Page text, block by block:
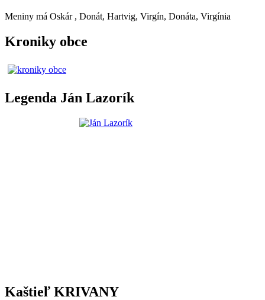
Meniny má Oskár , Donát, Hartvig, Virgín, Donáta, Virgínia
Kroniky obce
Legenda Ján Lazorík
Kaštieľ KRIVANY